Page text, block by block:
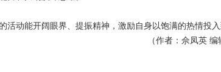
动能开阔眼界、提振精神，激励自身以饱满的热情投入
（作者：佘凤英